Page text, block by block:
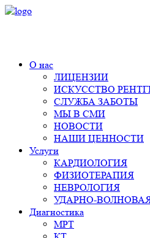
О нас
ЛИЦЕНЗИИ
ИСКУССТВО
СЛУЖБА ЗАБОТЫ
МЫ В СМИ
НОВОСТИ
НАШИ ЦЕННОСТИ
Услуги
КАРДИОЛОГИЯ
ФИЗИОТЕРАПИЯ
НЕВРОЛОГИЯ
УДАРНО-
Диагностика
МРТ